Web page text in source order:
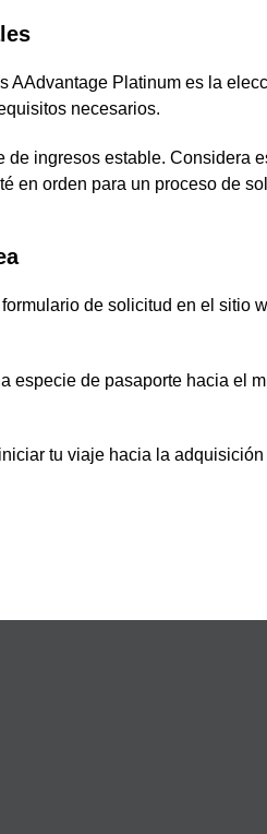
AAdvantage Platinum es la
necesarios.
de ingresos estable. Considera
en orden para un proceso de
de solicitud en el sitio
especie de pasaporte hacia el
tu viaje hacia la adquisición